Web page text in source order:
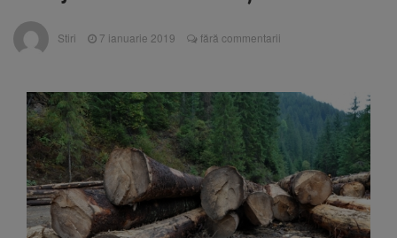
are loc între 14 și 16 august
6 august 2026
Ucrainei încă 1,4 miliarde de euro din
în unele benzinării
6 august 2026
Fuego vine la Zărnești.
Recital special pe scena Festivalului „Ecoul
Pietrei Craiului”, pe 2 octombrie
Stiri 7 ianuarie 2019 fără commentarii